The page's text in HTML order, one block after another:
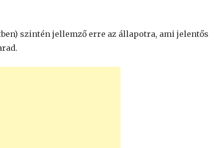
szintén jellemző erre az állapotra, ami jelentős